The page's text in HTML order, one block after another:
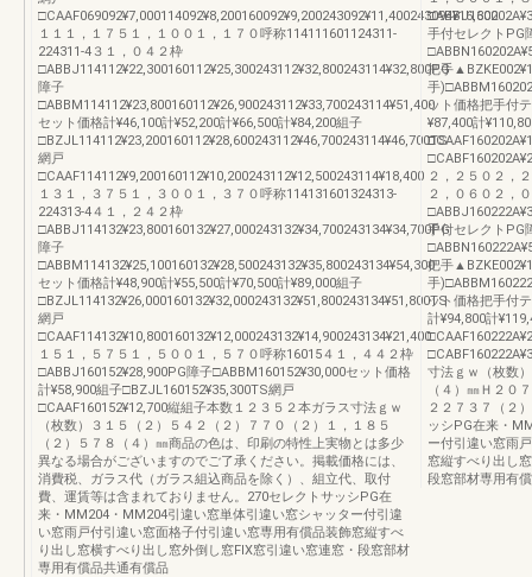
□CAAF069092¥7,000114092¥8,200160092¥9,200243092¥11,400243094¥16,300
１１１，１７５１，１００１，１７０呼称114111601124311-
224311-4３１，０４２枠
□ABBJ114112¥22,300160112¥25,300243112¥32,800243114¥32,800PG
障子
□ABBM114112¥23,800160112¥26,900243112¥33,700243114¥51,400
セット価格計¥46,100計¥52,200計¥66,500計¥84,200組子
□BZJL114112¥23,200160112¥28,600243112¥46,700243114¥46,700TS
網戸
□CAAF114112¥9,200160112¥10,200243112¥12,500243114¥18,400
１３１，３７５１，３００１，３７０呼称114131601324313-
224313-4４１，２４２枠
□ABBJ114132¥23,800160132¥27,000243132¥34,700243134¥34,700PG
障子
□ABBM114132¥25,100160132¥28,500243132¥35,800243134¥54,300
セット価格計¥48,900計¥55,500計¥70,500計¥89,000組子
□BZJL114132¥26,000160132¥32,000243132¥51,800243134¥51,800TS
網戸
□CAAF114132¥10,800160132¥12,000243132¥14,900243134¥21,400
１５１，５７５１，５００１，５７０呼称16015４１，４４２枠
□ABBJ160152¥28,900PG障子□ABBM160152¥30,000セット価格
計¥58,900組子□BZJL160152¥35,300TS網戸
□CAAF160152¥12,700縦組子本数１２３５２本ガラス寸法ｇｗ
（枚数）３１５（２）５４２（２）７７０（２）１，１８５
（２）５７８（４）㎜商品の色は、印刷の特性上実物とは多少
異なる場合がございますのでご了承ください。掲載価格には、
消費税、ガラス代（ガラス組込商品を除く）、組立代、取付
費、運賃等は含まれておりません。270セレクトサッシPG在
来・MM204・MM204引違い窓単体引違い窓シャッター付引違
い窓雨戸付引違い窓面格子付引違い窓専用有償品装飾窓縦すべ
り出し窓横すべり出し窓外倒し窓FIX窓引違い窓連窓・段窓部材
専用有償品共通有償品
手付セレクトPG
把手
手
ット価格把手付
¥87,400計
２，２５０２，
２，０６０２，
手付セレクトPG
把手
手
ット価格把手付
計¥94,800計
寸法ｇｗ（枚数
（４）㎜Ｈ２０
２２７３７（２
ッシPG在来・
ー付引違い窓雨
窓縦すべり出し
段窓部材専用有